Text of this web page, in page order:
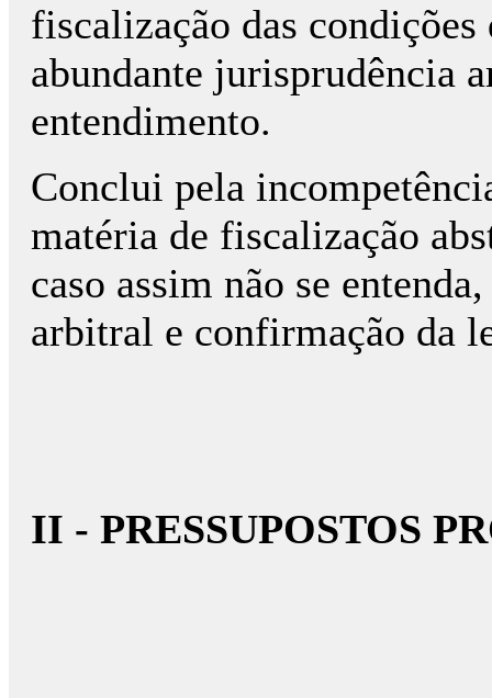
fiscalização das
abundante jurisprudência
entendimento.
Conclui pela
matéria de fiscalização
caso assim não se
arbitral e confirmação da
II - PRESSUPOSTOS